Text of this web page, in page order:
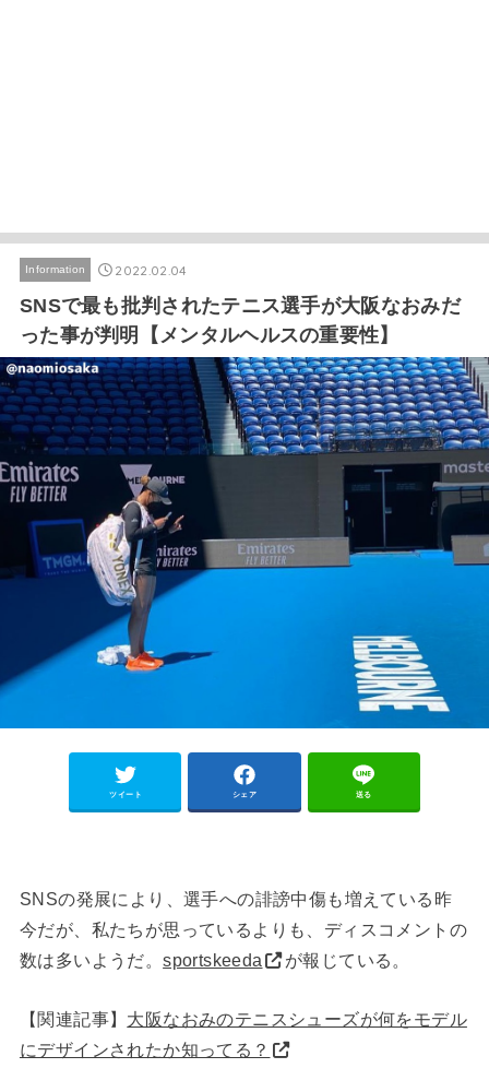
Information 2022.02.04
SNSで最も批判されたテニス選手が大阪なおみだ
った事が判明【メンタルヘルスの重要性】
ツイート シェア 送る
SNSの発展により、選手への誹謗中傷も増えている昨
今だが、私たちが思っているよりも、ディスコメントの
数は多いようだ。sportskeeda が報じている。
【関連記事】 大阪なおみのテニスシューズが何をモデル
にデザインされたか知ってる？